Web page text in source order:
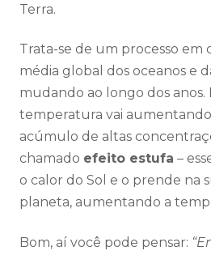
Terra.
Trata-se de um processo
média global dos oceanos e
mudando ao longo dos anos.
temperatura vai
acúmulo de altas
chamado efeito estufa –
o calor do Sol e o prende na
planeta, aumentando a
Bom, aí você pode pensar: